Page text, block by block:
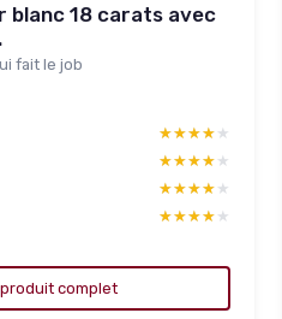
blanc 18 carats avec
fait le job
★★★★★
★★★★★
★★★★★
★★★★★
★★★★★
★★★★★
★★★★★
★★★★★
complet